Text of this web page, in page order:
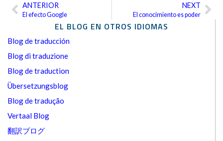
EL BLOG EN OTROS IDIOMAS
Blog de traducción
Blog di traduzione
Blog de traduction
Übersetzungsblog
Blog de tradução
Vertaal Blog
翻訳ブログ
AntANTERIOR
El efecto Google
NEXT
El conocimiento es poder